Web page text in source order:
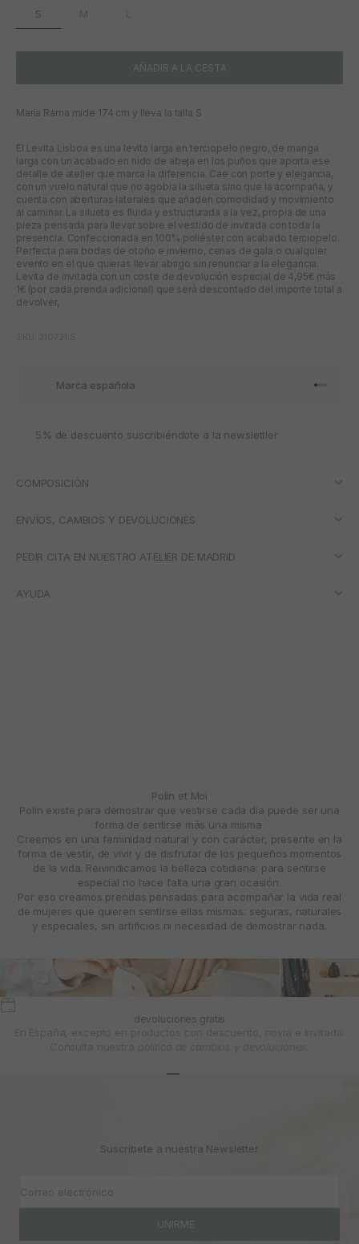
S
AÑADIR A LA CESTA
María Rama mide 174 cm y lleva la talla S
El Levita Lisboa es una levita larga en terciopelo negro, de manga
larga con un acabado en nido de abeja en los puños que aporta ese
detalle de atelier que marca la diferencia. Cae con porte y elegancia,
con un vuelo natural que no agobia la silueta sino que la acompaña, y
cuenta con aberturas laterales que añaden comodidad y movimiento
al caminar. La silueta es fluida y estructurada a la vez, propia de una
pieza pensada para llevar sobre el vestido de invitada con toda la
presencia. Confeccionada en 100% poliéster con acabado terciopelo.
Perfecta para bodas de otoño e invierno, cenas de gala o cualquier
evento en el que quieras llevar abrigo sin renunciar a la elegancia.
Levita de invitada con un coste de devolución especial de 4,95€ más
1€ (por cada prenda adicional) que será descontado del importe total a
devolver,
Marca española Ir al
Ir al
5% de descuento suscribiéndote a la newslettler
COMPOSICIÓN
ENVÍOS, CAMBIOS Y DEVOLUCIONES
PEDIR CITA EN NUESTRO ATELIER DE MADRID
AYUDA
Polín et Moi
Polín existe para demostrar que vestirse cada día puede ser una
forma de sentirse más una misma.
Creemos en una feminidad natural y con carácter, presente en la
forma de vestir, de vivir y de disfrutar de los pequeños momentos
de la vida. Reivindicamos la belleza cotidiana: para sentirse
especial no hace falta una gran ocasión.
Por eso creamos prendas pensadas para acompañar la vida real
de mujeres que quieren sentirse ellas mismas: seguras, naturales
y especiales, sin artificios ni necesidad de demostrar nada.
devoluciones gratis
Suscríbete a nuestra Newsletter
Correo electrónico
UNIRME